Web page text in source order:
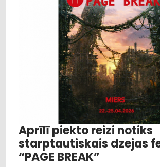
Aprīlī piekto reizi notiks
starptautiskais dzejas
“PAGE BREAK”